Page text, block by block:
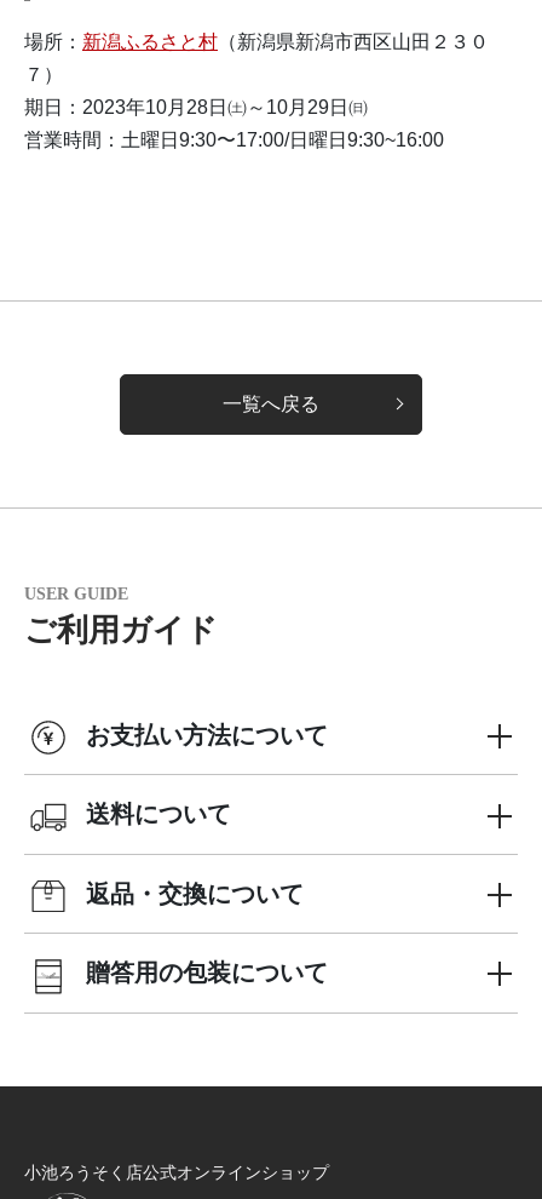
場所： 新潟ふるさと村 （新潟県新潟市西区山田２３０
７）
期日：2023年10月28日㈯～10月29日㈰
営業時間：土曜日9:30〜17:00/日曜日9:30~16:00
一覧へ戻る
USER GUIDE
ご利用ガイド
お支払い方法について
送料について
返品・交換について
贈答用の包装について
小池ろうそく店公式オンラインショップ